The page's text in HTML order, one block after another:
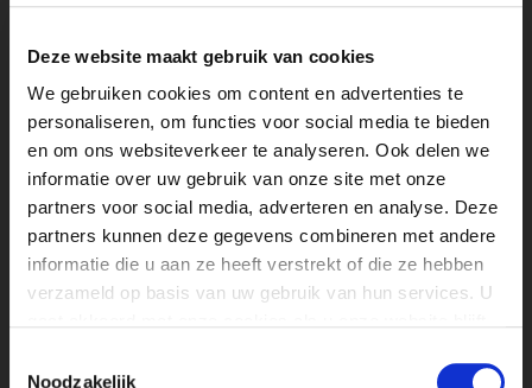
Deze website maakt gebruik van cookies
We gebruiken cookies om content en advertenties te
personaliseren, om functies voor social media te bieden
en om ons websiteverkeer te analyseren. Ook delen we
informatie over uw gebruik van onze site met onze
partners voor social media, adverteren en analyse. Deze
partners kunnen deze gegevens combineren met andere
informatie die u aan ze heeft verstrekt of die ze hebben
verzameld op basis van uw gebruik van hun services. U
Noodzakelijk
Een belangrijke vraag in de enquête was:
andere studenten?
Maar liefst
80% van de studenten geeft
of hoger op deze vraag. Dat
betekent dat een grote meerderheid hun
stage positief genoeg vindt om anderen
hetzelfde aan te raden.
Wat gaat er goed?
Uit de open reacties komen een aantal